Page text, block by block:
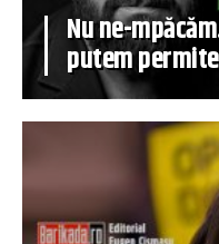
Nu ne-
putem permite